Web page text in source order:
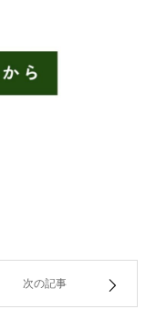
次の記事